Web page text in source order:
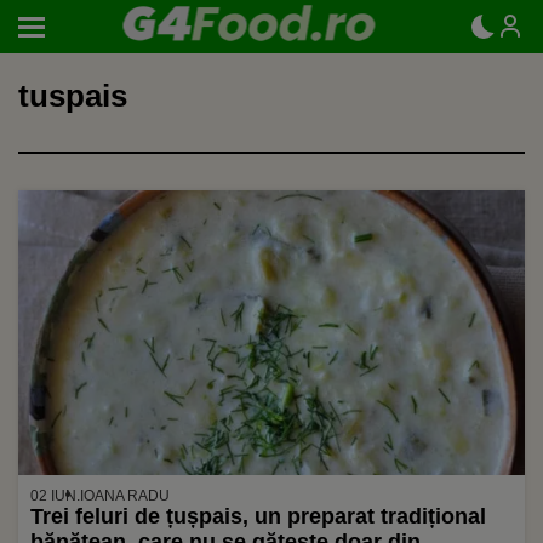
tuspais
02 IUN. IOANA RADU
Trei feluri de țușpais, un preparat tradițional